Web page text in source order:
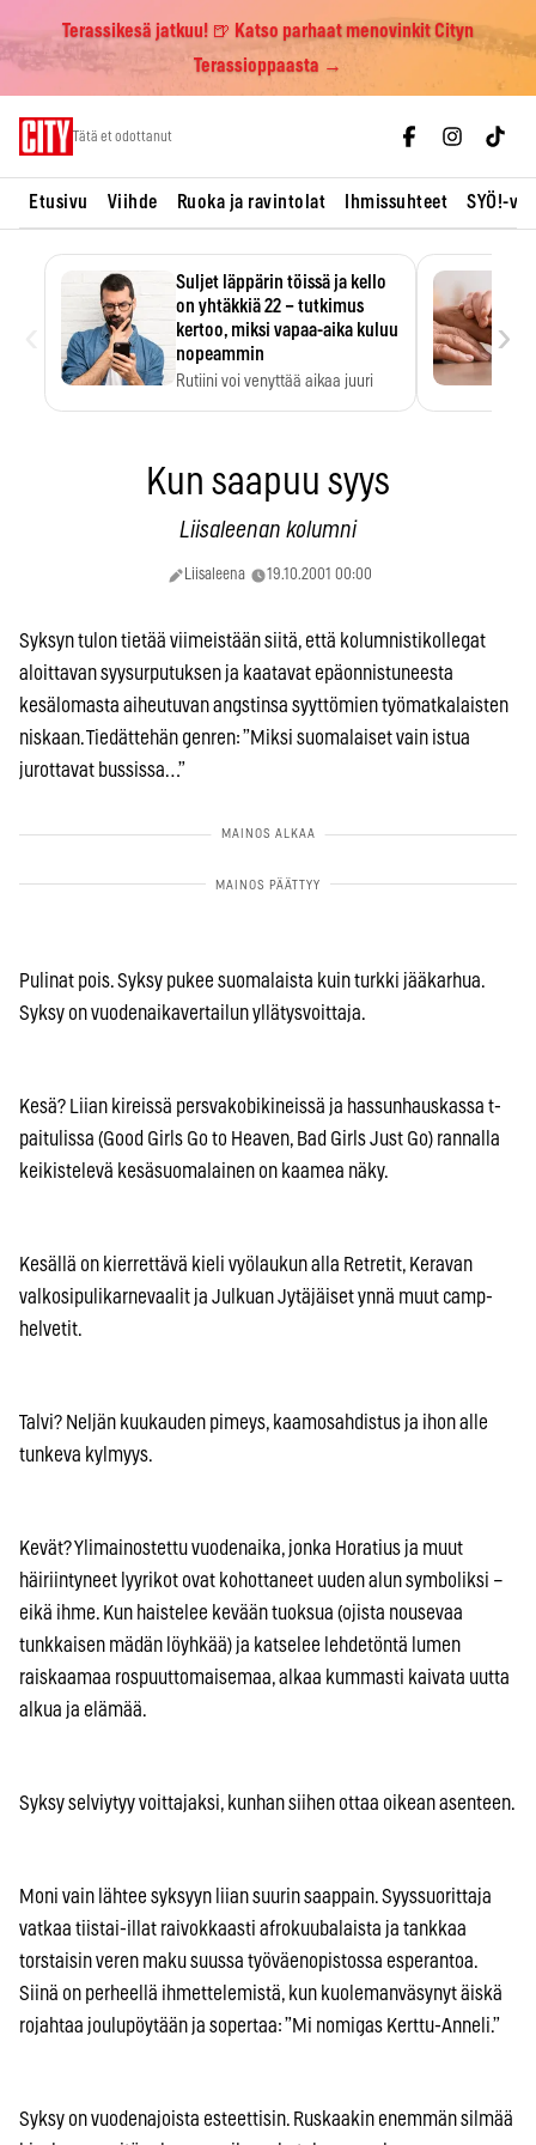
Terassikesä jatkuu! 🍺 Katso parhaat menovinkit Cityn
Terassioppaasta →
Tätä et odottanut
Etusivu Viihde Ruoka ja ravintolat Ihmissuhteet SYÖ!-
Suljet läppärin töissä ja kello
on yhtäkkiä 22 – tutkimus
kertoo, miksi vapaa-aika kuluu
nopeammin
Rutiini voi venyttää aikaa juuri
›
Kun saapuu syys
Liisaleenan kolumni
Liisaleena 19.10.2001 00:00
Syksyn tulon tietää viimeistään siitä, että kolumnistikollegat
aloittavan syysurputuksen ja kaatavat epäonnistuneesta
kesälomasta aiheutuvan angstinsa syyttömien työmatkalaisten
niskaan. Tiedättehän genren: ”Miksi suomalaiset vain istua
jurottavat bussissa…”
Pulinat pois. Syksy pukee suomalaista kuin turkki jääkarhua.
Syksy on vuodenaikavertailun yllätysvoittaja.
Kesä? Liian kireissä persvakobikineissä ja hassunhauskassa t-
paitulissa (Good Girls Go to Heaven, Bad Girls Just Go) rannalla
keikistelevä kesäsuomalainen on kaamea näky.
Kesällä on kierrettävä kieli vyölaukun alla Retretit, Keravan
valkosipulikarnevaalit ja Julkuan Jytäjäiset ynnä muut camp-
helvetit.
Talvi? Neljän kuukauden pimeys, kaamosahdistus ja ihon alle
tunkeva kylmyys.
Kevät? Ylimainostettu vuodenaika, jonka Horatius ja muut
häiriintyneet lyyrikot ovat kohottaneet uuden alun symboliksi –
eikä ihme. Kun haistelee kevään tuoksua (ojista nousevaa
tunkkaisen mädän löyhkää) ja katselee lehdetöntä lumen
raiskaamaa rospuuttomaisemaa, alkaa kummasti kaivata uutta
alkua ja elämää.
Syksy selviytyy voittajaksi, kunhan siihen ottaa oikean asenteen.
Moni vain lähtee syksyyn liian suurin saappain. Syyssuorittaja
vatkaa tiistai-illat raivokkaasti afrokuubalaista ja tankkaa
torstaisin veren maku suussa työväenopistossa esperantoa.
Siinä on perheellä ihmettelemistä, kun kuolemanväsynyt äiskä
rojahtaa joulupöytään ja sopertaa: ”Mi nomigas Kerttu-Anneli.”
Syksy on vuodenajoista esteettisin. Ruskaakin enemmän silmää